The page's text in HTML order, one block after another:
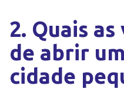
2. Quais
de abrir
cidade